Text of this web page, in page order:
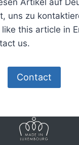
uns zu
this article in
us.
Contact